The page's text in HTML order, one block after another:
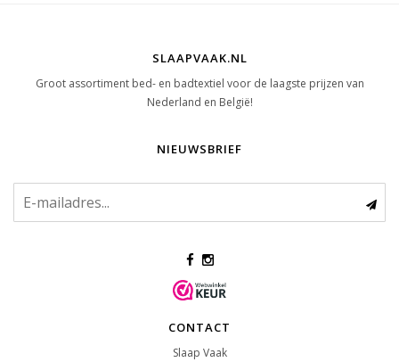
SLAAPVAAK.NL
Groot assortiment bed- en badtextiel voor de laagste prijzen van
Nederland en België!
NIEUWSBRIEF
CONTACT
Slaap Vaak